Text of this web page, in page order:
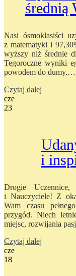
średnią
Nasi ósmoklasiści
z matematyki i
wyższy niż średnie
Tegoroczne wyniki
powodem do dumy.…
Czytaj dalej
cze
23
i
Drogie
i Nauczyciele! Z
Wam czasu
przygód. Niech
miejsc, rozwijania
Czytaj dalej
cze
18